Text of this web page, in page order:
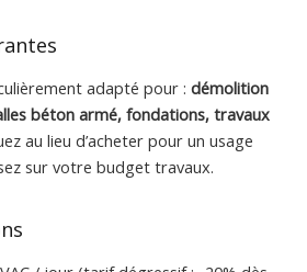
adapté pour : démolition
béton armé, fondations, travaux
au lieu d’acheter pour un usage
sur votre budget travaux.